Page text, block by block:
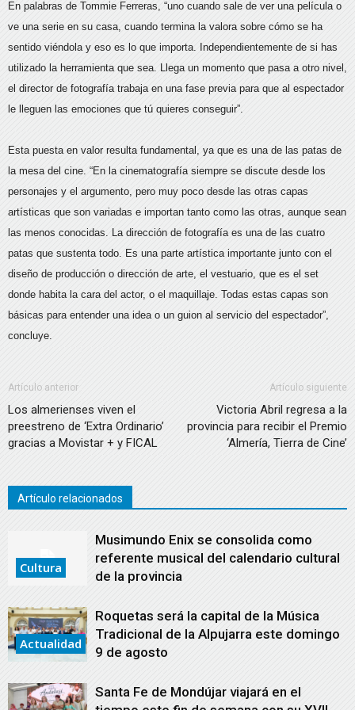
En palabras de Tommie Ferreras, “uno cuando sale de ver una película o
ve una serie en su casa, cuando termina la valora sobre cómo se ha
sentido viéndola y eso es lo que importa. Independientemente de si has
utilizado la herramienta que sea. Llega un momento que pasa a otro nivel,
el director de fotografía trabaja en una fase previa para que al espectador
le lleguen las emociones que tú quieres conseguir”.
Esta puesta en valor resulta fundamental, ya que es una de las patas de
la mesa del cine. “En la cinematografía siempre se discute desde los
personajes y el argumento, pero muy poco desde las otras capas
artísticas que son variadas e importan tanto como las otras, aunque sean
las menos conocidas. La dirección de fotografía es una de las cuatro
patas que sustenta todo. Es una parte artística importante junto con el
diseño de producción o dirección de arte, el vestuario, que es el set
donde habita la cara del actor, o el maquillaje. Todas estas capas son
básicas para entender una idea o un guion al servicio del espectador”,
concluye.
Artículo anterior
Los almerienses viven el
preestreno de ‘Extra Ordinario’
gracias a Movistar + y FICAL
Artículo siguiente
Victoria Abril regresa a la
provincia para recibir el Premio
‘Almería, Tierra de Cine’
Artículo relacionados
Cultura
Musimundo Enix se consolida como
referente musical del calendario cultural
de la provincia
Actualidad
Roquetas será la capital de la Música
Tradicional de la Alpujarra este domingo
9 de agosto
Santa Fe de Mondújar viajará en el